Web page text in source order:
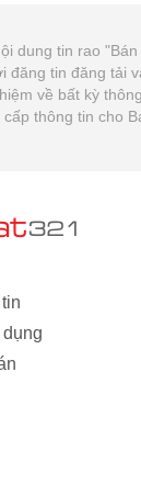
dung tin rao
đăng tin đăng tải
về bất kỳ
thông tin cho